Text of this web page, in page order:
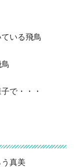
いる飛鳥
で・・・
真美